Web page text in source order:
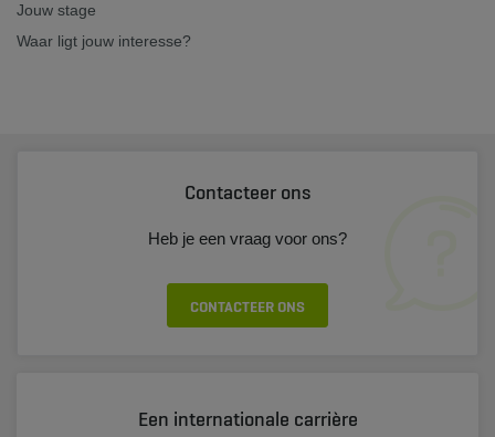
Jouw stage
Waar ligt jouw interesse?
Contacteer ons
Heb je een vraag voor ons?
CONTACTEER ONS
Een internationale carrière